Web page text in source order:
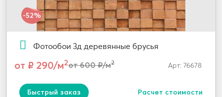
-52%
Фотообои 3д деревянные брусья
от ₽ 290/м2от 600 ₽/м2 Арт: 76678
Быстрый заказ Расчет стоимости